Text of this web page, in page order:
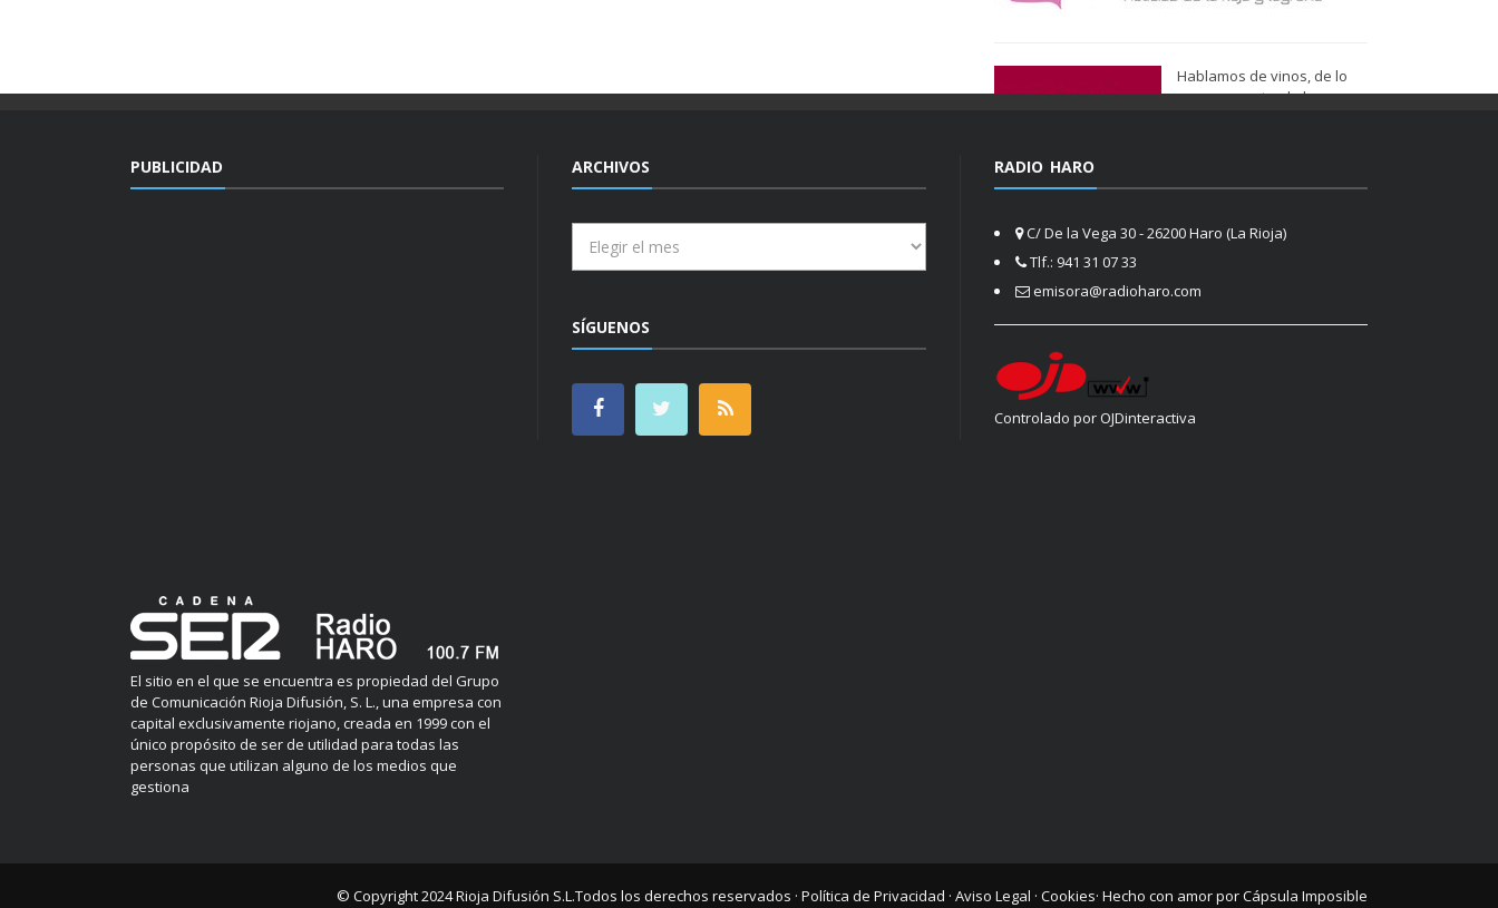
Hablamos de vinos, de lo
que nos gusta, de lo que
PUBLICIDAD
El sitio en el que se encuentra es propiedad del Grupo
de Comunicación Rioja Difusión, S. L., una empresa con
capital exclusivamente riojano, creada en 1999 con el
único propósito de ser de utilidad para todas las
personas que utilizan alguno de los medios que
gestiona
ARCHIVOS
SÍGUENOS
RADIO HARO
C/ De la Vega 30 - 26200 Haro (La Rioja)
Tlf.: 941 31 07 33
emisora@radioharo.com
Controlado por OJDinteractiva
© Copyright 2024Rioja Difusión S.L.Todos los derechos reservados · Política de Privacidad · Aviso Legal · Cookies· Hecho con amor porCápsula Imposible